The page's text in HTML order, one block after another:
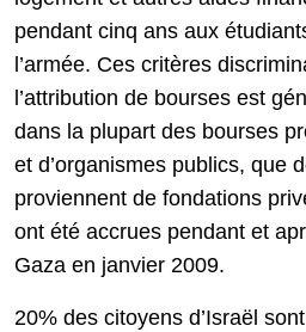
pendant cinq ans aux
l’armée. Ces critères
l’attribution de bourses est
dans la plupart des bourses
et d’organismes publics, que
proviennent de fondations
ont été accrues pendant et
Gaza en janvier 2009.
20% des citoyens d’Israël